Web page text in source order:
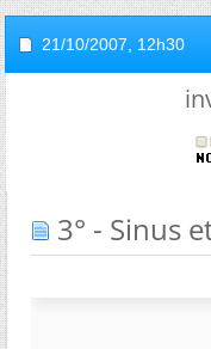
21/10/2007, 12h30
3° - Sinus